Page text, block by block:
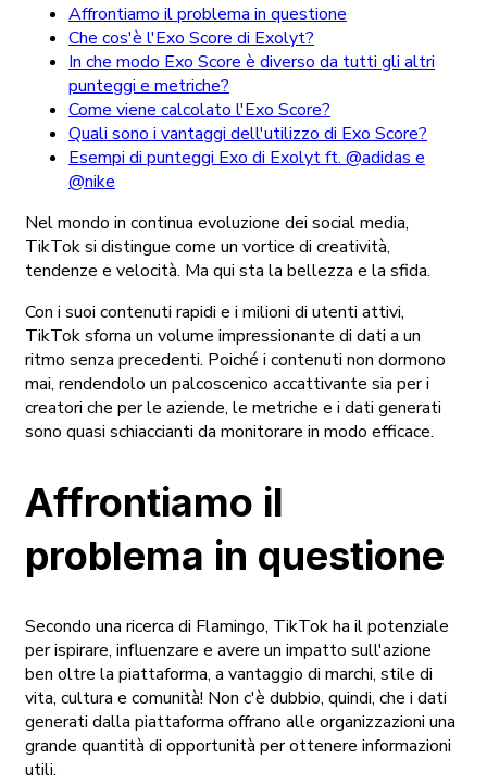
Affrontiamo il problema in questione
Che cos'è l'Exo Score di Exolyt?
In che modo Exo Score è diverso da tutti gli altri
punteggi e metriche?
Come viene calcolato l'Exo Score?
Quali sono i vantaggi dell'utilizzo di Exo Score?
Esempi di punteggi Exo di Exolyt ft. @adidas e
@nike
Nel mondo in continua evoluzione dei social media,
TikTok si distingue come un vortice di creatività,
tendenze e velocità. Ma qui sta la bellezza e la sfida.
Con i suoi contenuti rapidi e i milioni di utenti attivi,
TikTok sforna un volume impressionante di dati a un
ritmo senza precedenti. Poiché i contenuti non dormono
mai, rendendolo un palcoscenico accattivante sia per i
creatori che per le aziende, le metriche e i dati generati
sono quasi schiaccianti da monitorare in modo efficace.
Affrontiamo il
problema in questione
Secondo una ricerca di Flamingo, TikTok ha il potenziale
per ispirare, influenzare e avere un impatto sull'azione
ben oltre la piattaforma, a vantaggio di marchi, stile di
vita, cultura e comunità! Non c'è dubbio, quindi, che i dati
generati dalla piattaforma offrano alle organizzazioni una
grande quantità di opportunità per ottenere informazioni
utili.